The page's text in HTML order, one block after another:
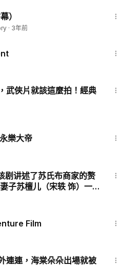
）
· 3年前
武俠片就該這麼拍！經典
樂大帝
剧讲述了苏氏布商家的赘
子苏檀儿（宋轶 饰）一起
宁首富的故事。
Film
連連，海棠朵朵出場就被